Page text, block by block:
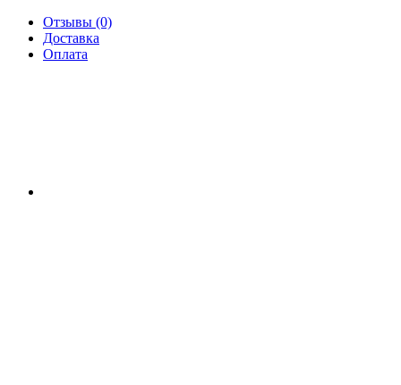
Отзывы (0)
Доставка
Оплата